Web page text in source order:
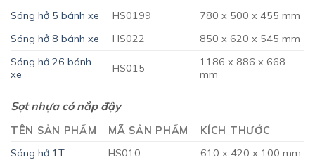
Sóng hở 5 bánh xe HS0199
780 x 500 x 455 mm
Sóng hở 8 bánh xe
HS022
850 x 620 x 545 mm
Sóng hở 26 bánh
xe
HS015
1186 x 886 x 668
mm
Sọt nhựa có nắp đậy
TÊN SẢN PHẨM MÃ SẢN PHẨM
KÍCH THƯỚC
Sóng hở 1T
HS010
610 x 420 x 100 mm